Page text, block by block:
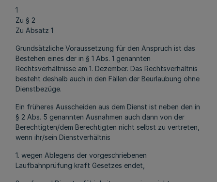
1
Zu § 2
Zu Absatz 1
Grundsätzliche Voraussetzung für den Anspruch ist das
Bestehen eines der in § 1 Abs. 1 genannten
Rechtsverhältnisse am 1. Dezember. Das Rechtsverhältnis
besteht deshalb auch in den Fällen der Beurlaubung ohne
Dienstbezüge.
Ein früheres Ausscheiden aus dem Dienst ist neben den in
§ 2 Abs. 5 genannten Ausnahmen auch dann von der
Berechtigten/dem Berechtigten nicht selbst zu vertreten,
wenn ihr/sein Dienstverhältnis
1. wegen Ablegens der vorgeschriebenen
Laufbahnprüfung kraft Gesetzes endet,